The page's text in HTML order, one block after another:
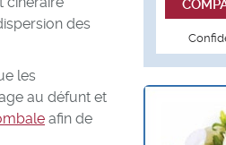
des
les
au défunt et
afin de